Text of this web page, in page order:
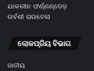
ଯାକଲୀନ ଫର୍ଣ୍ଣଣ୍ଡେଜ଼
ଉର୍ବଶୀ ରାଉତେଲା
ଲୋକପ୍ରିୟ ବିଭାଗ
ଜାତୀୟ